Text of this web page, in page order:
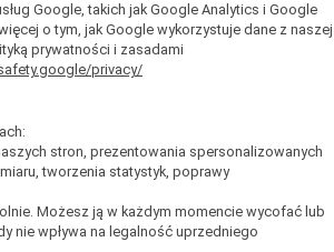
Google, takich jak Google Analytics i Google
o tym, jak Google wykorzystuje dane z naszej
prywatności i zasadami
privacy/
stron, prezentowania spersonalizowanych
tworzenia statystyk, poprawy
Możesz ją w każdym momencie wycofać lub
nie wpływa na legalność uprzedniego